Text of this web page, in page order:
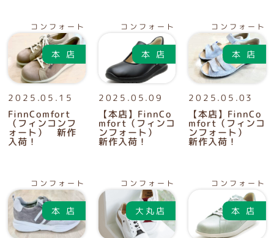
コンフォート
2025.05.15
FinnComfort
（フィンコンフ
ォート） 新作
入荷！
コンフォート
2025.05.09
【本店】FinnCo
mfort（フィンコ
ンフォート）
新作入荷！
コンフォート
2025.05.03
【本店】FinnCo
mfort（フィンコ
ンフォート）
新作入荷！
コンフォート コンフォート コンフォート